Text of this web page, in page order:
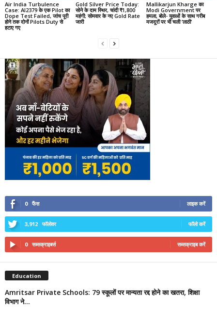
Air India Turbulence
Case: AI2379 के एक Pilot का
Dope Test Failed, जांच पूरी
होने तक दोनों Pilots Duty से
हटाए गए
Gold Silver Price Today:
सोने के दाम स्थिर, चांदी ₹1,800
महंगी; सोमवार के नए Gold Rate
जारी
Mallikarjun Kharge का
Modi Government पर
हमला, बोले- युवाओं के साथ गरीब
मजदूरों पर भी चली ‘लाठी’
0 फैंस लाइक करें
3,912 फॉलोवर फॉलो करें
0 सब्सक्राइबर्स सब्सक्राइब करें
Education
Amritsar Private Schools: 79 स्कूलों पर मान्यता रद्द होने का खतरा, शिक्षा
विभाग ने...